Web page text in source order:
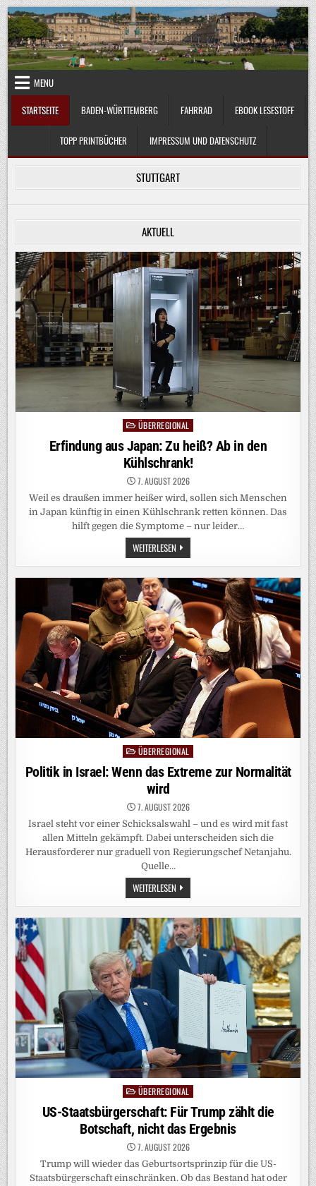
Skip
to
content
MENU
STARTSEITE
BADEN-WÜRTTEMBERG FAHRRAD EBOOK LESESTOFF
TOPP PRINTBÜCHER IMPRESSUM UND DATENSCHUTZ
STUTTGART
AKTUELL
Posted
in
ÜBERREGIONAL
Erfindung aus Japan: Zu heiß? Ab in den
Kühlschrank!
7. AUGUST 2026
Weil es draußen immer heißer wird, sollen sich Menschen
in Japan künftig in einen Kühlschrank retten können. Das
hilft gegen die Symptome – nur leider…
WEITERLESEN ERFINDUNG
AUS
JAPAN:
ZU
HEISS? A
B I
N D
EN K
ÜHLSCHRANK!
PostedÜBERREGIONAL
Politik in Israel: Wenn das Extreme zur Normalität
wird
7. AUGUST 2026
Israel steht vor einer Schicksalswahl – und es wird mit fast
allen Mitteln gekämpft. Dabei unterscheiden sich die
Herausforderer nur graduell von Regierungschef Netanjahu.
Quelle…
WEITERLESEN POLITIK
IN
ISRAEL:
WENN
DAS
EXTREME
ZUR
NORMALITÄT
WIRD
PostedÜBERREGIONAL
US-Staatsbürgerschaft: Für Trump zählt die
Botschaft, nicht das Ergebnis
7. AUGUST 2026
Trump will wieder das Geburtsortsprinzip für die US-
Staatsbürgerschaft einschränken. Ob das Bestand hat oder